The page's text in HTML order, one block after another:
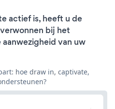
actief is, heeft u de
bij het
van uw
hoe draw in, captivate,